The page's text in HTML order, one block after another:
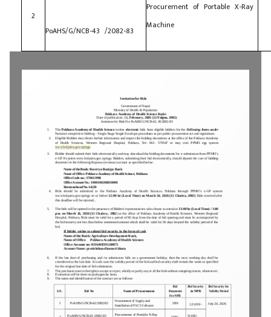
2
PoAHS/G/NCB-43 /2082-83
Procurement of Portable X-Ray
Machine